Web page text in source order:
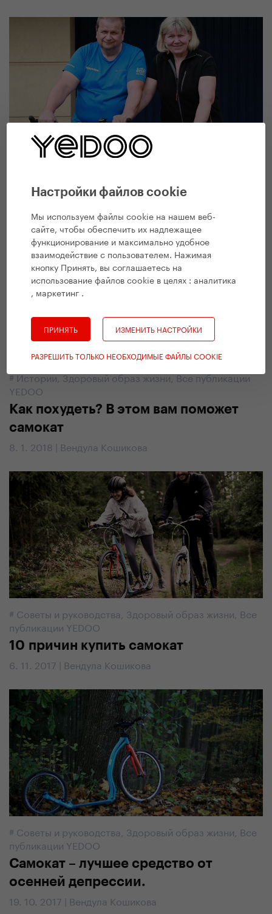
Настройки файлов cookie
Мы используем файлы cookie на нашем веб-
сайте, чтобы обеспечить их надлежащее
функционирование и максимально удобное
взаимодействие с пользователем. Нажимая
кнопку Принять, вы соглашаетесь на
использование файлов cookie в целях :аналитика
, маркетинг .
ПРИНЯТЬ ИЗМЕНИТЬ НАСТРОЙКИ
РАЗРЕШИТЬ ТОЛЬКО НЕОБХОДИМЫЕ ФАЙЛЫ COOKIE
Истории,Здоровый образ жизни
На самокате против старения
7. 5. 2019 | Вендула Кошикова
#Истории,Здоровый образ жизни,Все публикации
YEDOO
Как похудеть? В этом вам поможет
самокат
8. 1. 2018 | Вендула Кошикова
# Советы и руководства, Здоровый образ жизни, Все
публикации YEDOO
10 причин купить самокат
6. 11. 2017 | Вендула Кошикова
# Советы и руководства, Здоровый образ жизни, Все
публикации YEDOO
Самокат – лучшее средство от
осенней депрессии.
19. 10. 2017 | Вендула Кошикова